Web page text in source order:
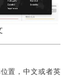
置，中文或者英